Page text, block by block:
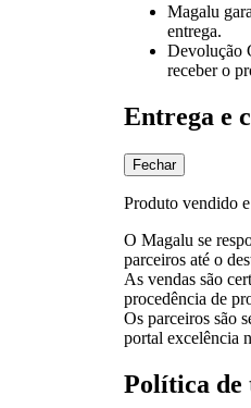
Magalu
entrega.
Devolução
receber o
Entrega e
Fechar
Produto vendido
O Magalu se
parceiros até o
As vendas são
procedência de
Os parceiros são
portal excelência
Política de